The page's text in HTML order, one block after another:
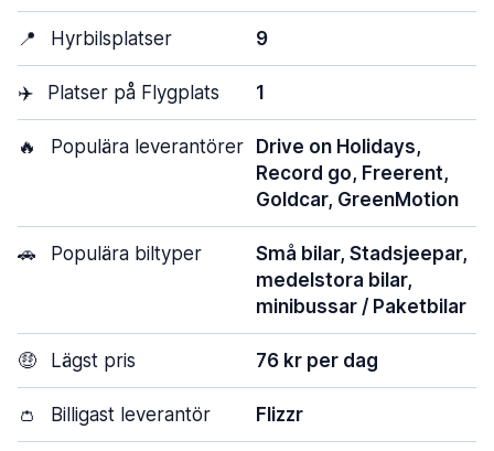
📍 Hyrbilsplatser 9
✈️ Platser på Flygplats 1
🔥 Populära leverantörer
Drive on Holidays,
Record go, Freerent,
Goldcar, GreenMotion
🚗 Populära biltyper
Små bilar, Stadsjeepar,
medelstora bilar,
minibussar / Paketbilar
🤑 Lägst pris 76 kr per dag
👛 Billigast leverantör Flizzr